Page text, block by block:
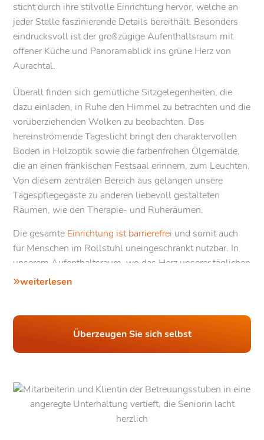
sticht durch ihre stilvolle Einrichtung hervor, welche an
jeder Stelle faszinierende Details bereithält. Besonders
eindrucksvoll ist der großzügige Aufenthaltsraum mit
offener Küche und Panoramablick ins grüne Herz von
Aurachtal.
Überall finden sich gemütliche Sitzgelegenheiten, die
dazu einladen, in Ruhe den Himmel zu betrachten und die
vorüberziehenden Wolken zu beobachten. Das
hereinströmende Tageslicht bringt den charaktervollen
Boden in Holzoptik sowie die farbenfrohen Ölgemälde,
die an einen fränkischen Festsaal erinnern, zum Leuchten.
Von diesem zentralen Bereich aus gelangen unsere
Tagespflegegäste zu anderen liebevoll gestalteten
Räumen, wie den Therapie- und Ruheräumen.
Die gesamte Einrichtung ist barrierefrei und somit auch
für Menschen im Rollstuhl uneingeschränkt nutzbar. In
unserem Aufenthaltsraum, wo das Herz unserer täglichen
Betreuung schlägt, erleben unsere Tagespflegegäste ein
verleihen dem Raum eine warme, einladende
Atmosphäre, die zum Verweilen einlädt. Doch unsere
Einrichtung ist weitaus mehr als ein nur ein Ort der
Vielzahl von lebhaften Aktivitäten
Bewegungsübungenbis hin zu Gedächtnistraining und
kreativen Projekten.
weiterlesen
Überzeugen Sie sich selbst